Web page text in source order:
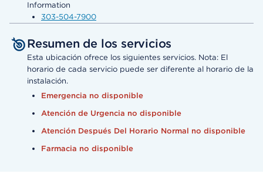
Information
303-504-7900
Resumen de los servicios
Esta ubicación ofrece los siguientes servicios. Nota: El
horario de cada servicio puede ser diferente al horario de la
instalación.
Emergencia no disponible
Atención de Urgencia no disponible
Atención Después Del Horario Normal no disponible
Farmacia no disponible